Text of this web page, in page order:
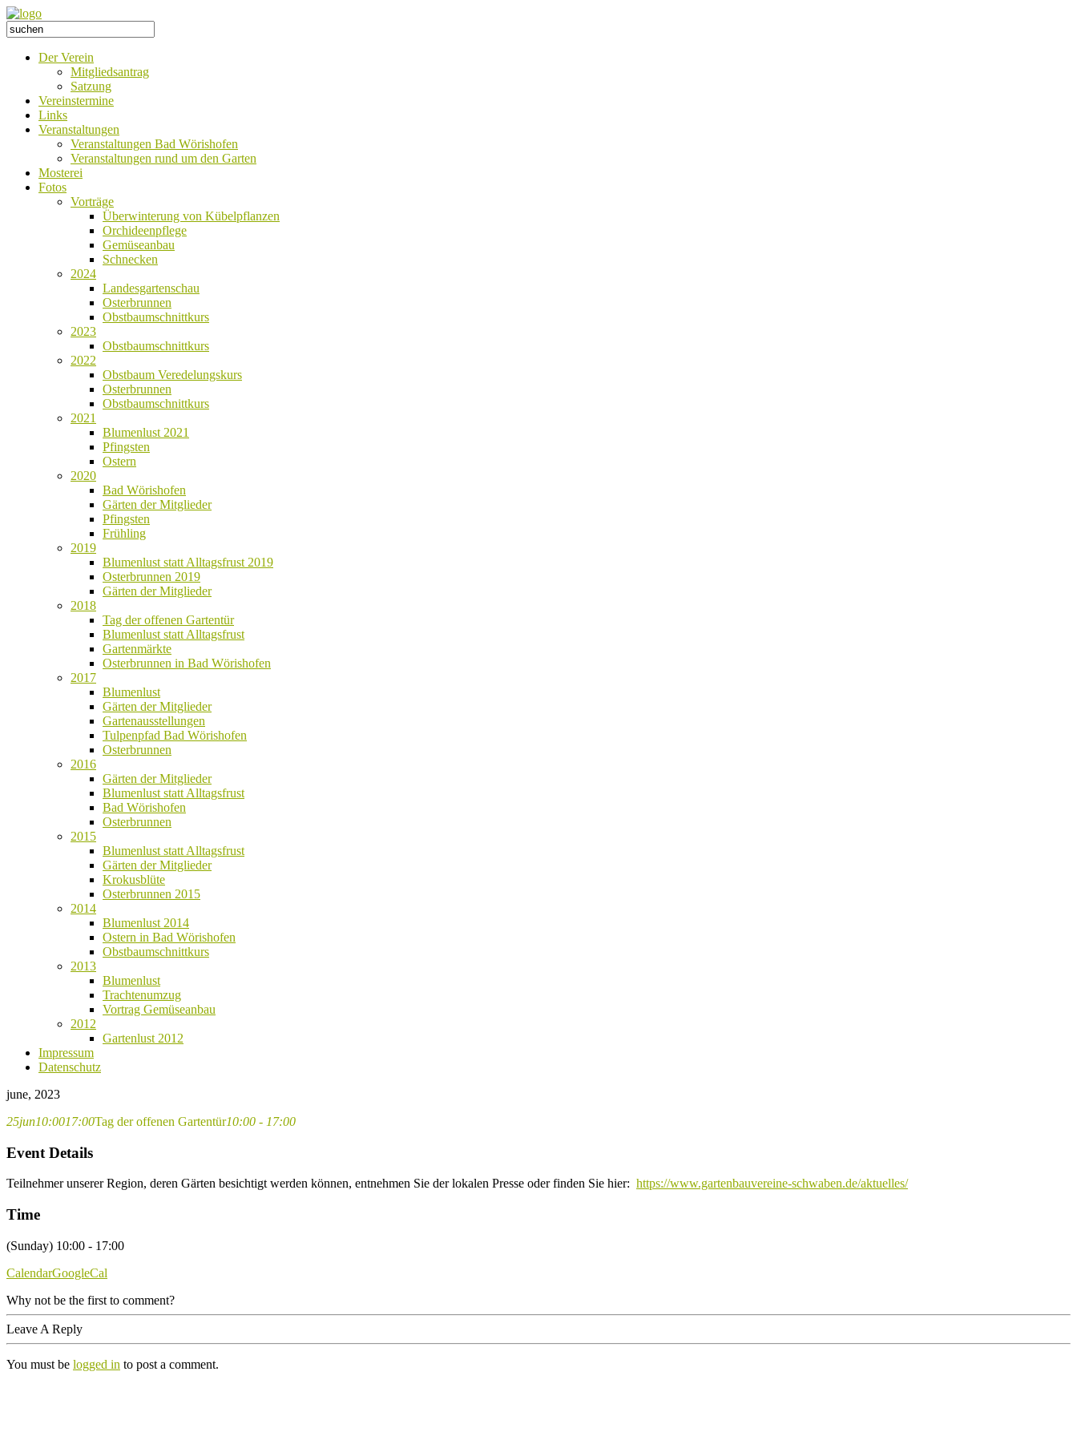
Der Verein
Mitgliedsantrag
Satzung
Vereinstermine
Links
Veranstaltungen
Veranstaltungen Bad Wörishofen
Veranstaltungen rund um den Garten
Mosterei
Fotos
Vorträge
Überwinterung von Kübelpflanzen
Orchideenpflege
Gemüseanbau
Schnecken
2024
Landesgartenschau
Osterbrunnen
Obstbaumschnittkurs
2023
Obstbaumschnittkurs
2022
Obstbaum Veredelungskurs
Osterbrunnen
Obstbaumschnittkurs
2021
Blumenlust 2021
Pfingsten
Ostern
2020
Bad Wörishofen
Gärten der Mitglieder
Pfingsten
Frühling
2019
Blumenlust statt Alltagsfrust 2019
Osterbrunnen 2019
Gärten der Mitglieder
2018
Tag der offenen Gartentür
Blumenlust statt Alltagsfrust
Gartenmärkte
Osterbrunnen in Bad Wörishofen
2017
Blumenlust
Gärten der Mitglieder
Gartenausstellungen
Tulpenpfad Bad Wörishofen
Osterbrunnen
2016
Gärten der Mitglieder
Blumenlust statt Alltagsfrust
Bad Wörishofen
Osterbrunnen
2015
Blumenlust statt Alltagsfrust
Gärten der Mitglieder
Krokusblüte
Osterbrunnen 2015
2014
Blumenlust 2014
Ostern in Bad Wörishofen
Obstbaumschnittkurs
2013
Blumenlust
Trachtenumzug
Vortrag Gemüseanbau
2012
Gartenlust 2012
Impressum
Datenschutz
june, 2023
25jun10:0017:00Tag der offenen Gartentür10:00 - 17:00
Event Details
Teilnehmer unserer Region, deren Gärten besichtigt werden können, entnehmen Sie der lokalen Presse oder finden Sie hier: https://www.gartenbauvereine-schwaben.de/aktuelles/
Time
(Sunday) 10:00 - 17:00
CalendarGoogleCal
Why not be the first to comment?
Leave A Reply
You must be logged in to post a comment.